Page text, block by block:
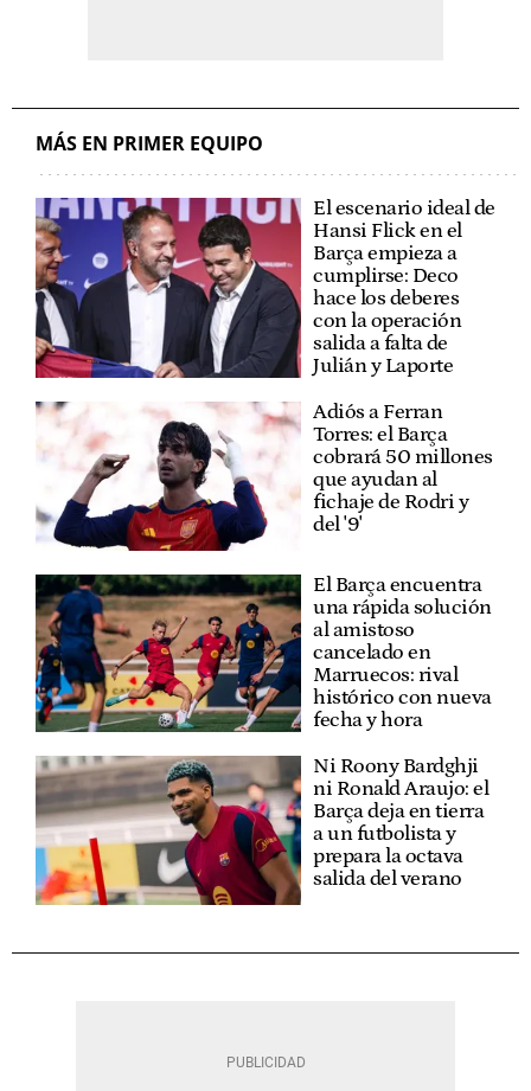
MÁS EN PRIMER EQUIPO
El escenario ideal de
Hansi Flick en el
Barça empieza a
cumplirse: Deco
hace los deberes
con la operación
salida a falta de
Julián y Laporte
Adiós a Ferran
Torres: el Barça
cobrará 50 millones
que ayudan al
fichaje de Rodri y
del '9'
El Barça encuentra
una rápida solución
al amistoso
cancelado en
Marruecos: rival
histórico con nueva
fecha y hora
Ni Roony Bardghji
ni Ronald Araujo: el
Barça deja en tierra
a un futbolista y
prepara la octava
salida del verano